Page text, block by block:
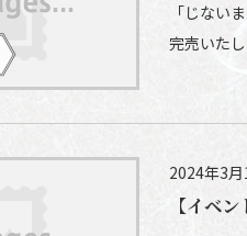
「じない
完売いた
2024年3月
【イベ